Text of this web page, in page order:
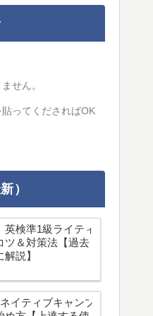
せん。
ってくださればOK
）
英検準1級ライティ
ツ＆対策法【過去
説】
イティブキャンプ